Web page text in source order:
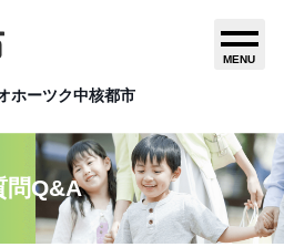
ホーツク中核都市
MENU
問Q&A